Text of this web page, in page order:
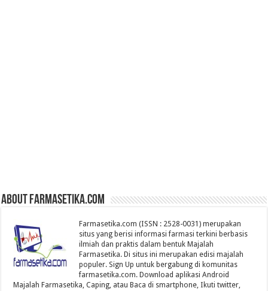
About farmasetika.com
Farmasetika.com (ISSN : 2528-0031) merupakan
situs yang berisi informasi farmasi terkini berbasis
ilmiah dan praktis dalam bentuk Majalah
Farmasetika. Di situs ini merupakan edisi majalah
populer. Sign Up untuk bergabung di komunitas
farmasetika.com. Download aplikasi Android
Majalah Farmasetika, Caping, atau Baca di smartphone, Ikuti twitter,